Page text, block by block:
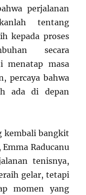
perjalanan
tentang
kepada proses
secara
menatap masa
percaya bahwa
ada di depan
kembali bangkit
Raducanu
tenisnya,
gelar, tetapi
momen yang